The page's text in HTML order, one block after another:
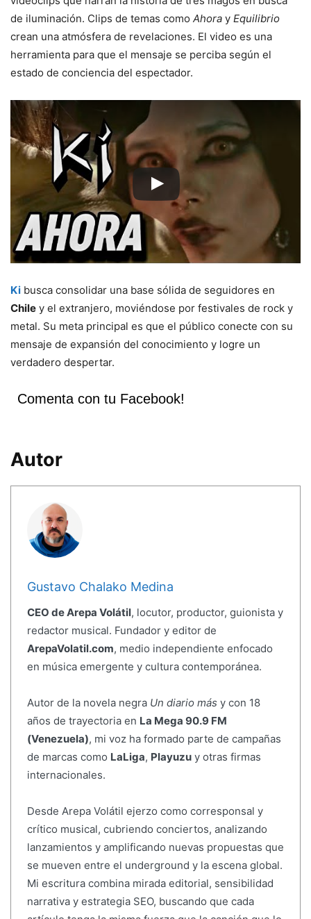
de iluminación. Clips de temas como Ahora y Equilibrio
crean una atmósfera de revelaciones. El video es una
herramienta para que el mensaje se perciba según el
estado de conciencia del espectador.
Ki busca consolidar una base sólida de seguidores en
Chile y el extranjero, moviéndose por festivales de rock y
metal. Su meta principal es que el público conecte con su
mensaje de expansión del conocimiento y logre un
verdadero despertar.
Comenta con tu Facebook!
Autor
Gustavo Chalako Medina
CEO de Arepa Volátil, locutor, productor, guionista y
redactor musical. Fundador y editor de
ArepaVolatil.com, medio independiente enfocado
en música emergente y cultura contemporánea.
Autor de la novela negra Un diario más y con 18
años de trayectoria en La Mega 90.9 FM
(Venezuela), mi voz ha formado parte de campañas
de marcas como LaLiga, Playuzuy otras firmas
internacionales.
Desde Arepa Volátil ejerzo como corresponsal y
crítico musical, cubriendo conciertos, analizando
lanzamientos y amplificando nuevas propuestas que
se mueven entre el underground y la escena global.
Mi escritura combina mirada editorial, sensibilidad
narrativa y estrategia SEO, buscando que cada